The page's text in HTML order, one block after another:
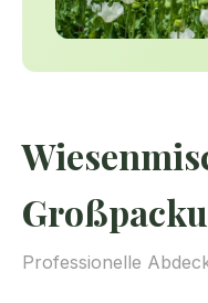
Professionelle